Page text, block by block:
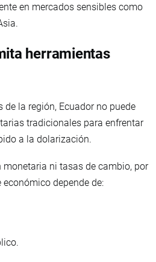
en mercados sensibles como
herramientas
la región, Ecuador no puede
tradicionales para enfrentar
a la dolarización.
ni tasas de cambio, por
depende de: